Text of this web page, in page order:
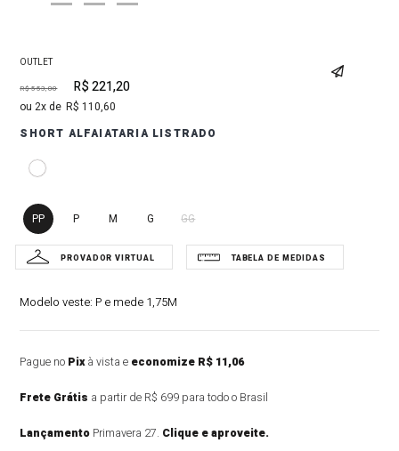
OUTLET
R$ 553,00 R$ 221,20
2 R$ 110,60
SHORT ALFAIATARIA LISTRADO
PP P M G GG
Modelo veste: P e mede 1,75M
Pague no Pixà vista e economize R$ 11,06
Frete Grátis a partir de R$ 699 para todo o Brasil
Lançamento Primavera 27. Clique e aproveite.